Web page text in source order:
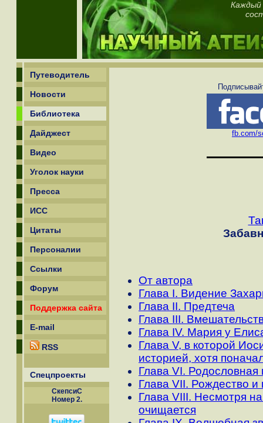
Каждый
Путеводитель
Новости
Библиотека
Дайджест
Видео
Уголок науки
Пресса
ИСС
Цитаты
Персоналии
Ссылки
Форум
Поддержка сайта
E-mail
RSS
Спецпроекты
СкепсиС
Номер 2.
fb.com/
От автора
Глава I. Видение
Глава II. Предтеча
Глава III.
Глава IV. Мария у
Глава V, в которой
историей, хотя
Глава VI. Родословная
Глава VII. Рождество и
Глава VIII. Несмотря
очищается